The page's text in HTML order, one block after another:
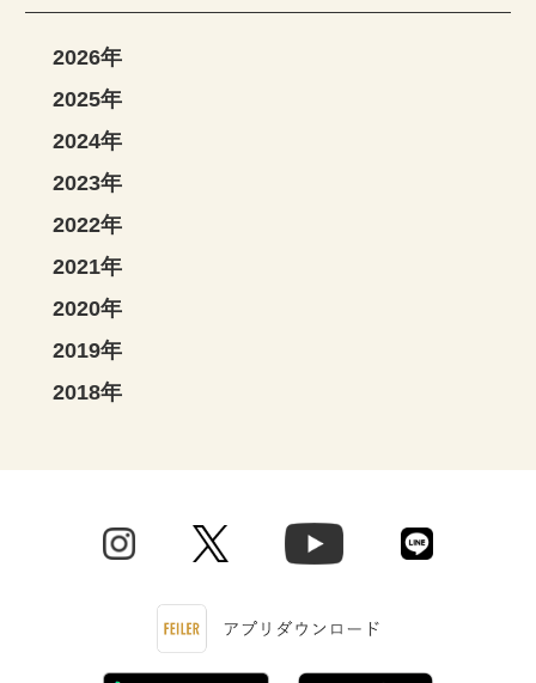
2026年
2025年
2024年
2023年
2022年
2021年
2020年
2019年
2018年